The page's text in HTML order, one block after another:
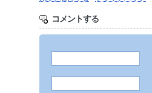
コメントする